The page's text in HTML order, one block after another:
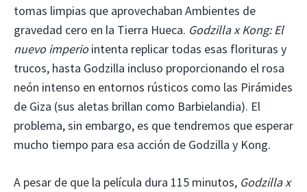
tomas limpias que aprovechaban Ambientes de
gravedad cero en la Tierra Hueca. Godzilla x Kong: El
nuevo imperiointenta replicar todas esas florituras y
trucos, hasta Godzilla incluso proporcionando el rosa
neón intenso en entornos rústicos como las Pirámides
de Giza (sus aletas brillan como Barbielandia). El
problema, sin embargo, es que tendremos que esperar
mucho tiempo para esa acción de Godzilla y Kong.
A pesar de que la película dura 115 minutos, Godzilla x